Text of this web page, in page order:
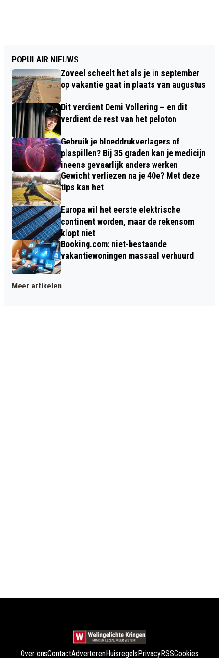
POPULAIR NIEUWS
Zoveel scheelt het als je in september
op vakantie gaat in plaats van augustus
Dit verdient Demi Vollering – en dit
verdient de rest van het peloton
Gebruik je bloeddrukverlagers of
plaspillen? Bij 35 graden kan je medicijn
ineens gevaarlijk anders werken
Gewicht verliezen na je 40e? Met deze
tips kan het
Europa wil het eerste elektrische
continent worden, maar de rekensom
klopt niet
Booking.com: niet-bestaande
vakantiewoningen massaal verhuurd
Meer artikelen
Over onsContactAdverterenHuisregelsPrivacyRSSCookies